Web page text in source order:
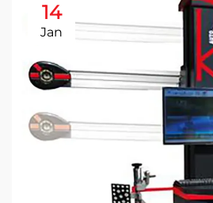
14
Jan